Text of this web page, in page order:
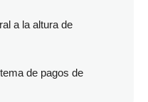
a la altura de
de pagos de